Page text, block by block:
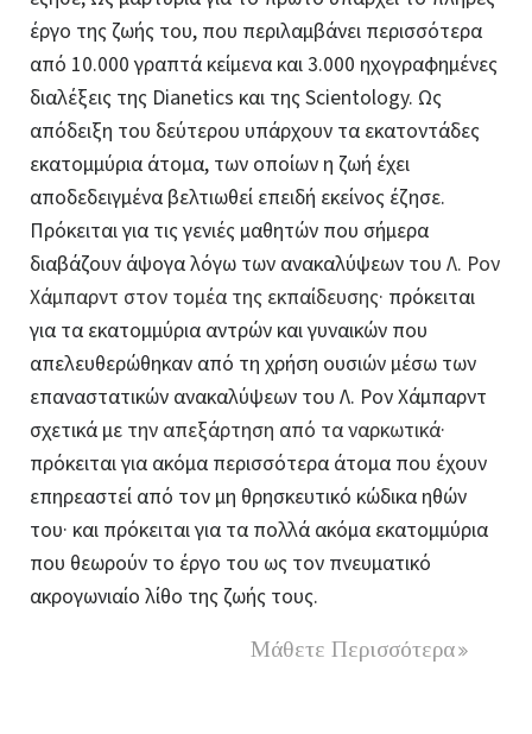
έργο της ζωής του, που περιλαμβάνει περισσότερα
από 10.000 γραπτά κείμενα και 3.000 ηχογραφημένες
διαλέξεις της Dianetics και της Scientology. Ως
απόδειξη του δεύτερου υπάρχουν τα εκατοντάδες
εκατομμύρια άτομα, των οποίων η ζωή έχει
αποδεδειγμένα βελτιωθεί επειδή εκείνος έζησε.
Πρόκειται για τις γενιές μαθητών που σήμερα
διαβάζουν άψογα λόγω των ανακαλύψεων του Λ. Ρον
Χάμπαρντ στον τομέα της εκπαίδευσης· πρόκειται
για τα εκατομμύρια αντρών και γυναικών που
απελευθερώθηκαν από τη χρήση ουσιών μέσω των
επαναστατικών ανακαλύψεων του Λ. Ρον Χάμπαρντ
σχετικά με την απεξάρτηση από τα ναρκωτικά·
πρόκειται για ακόμα περισσότερα άτομα που έχουν
επηρεαστεί από τον μη θρησκευτικό κώδικα ηθών
του· και πρόκειται για τα πολλά ακόμα εκατομμύρια
που θεωρούν το έργο του ως τον πνευματικό
ακρογωνιαίο λίθο της ζωής τους.
Μάθετε Περισσότερα